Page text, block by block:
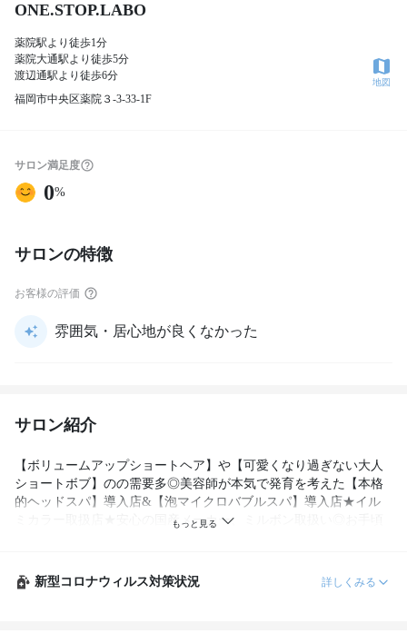
ONE.STOP.LABO
薬院駅より徒歩1分
薬院大通駅より徒歩5分
渡辺通駅より徒歩6分
福岡市中央区薬院３‐3-33-1F
地図
サロン満足度
0%
サロンの特徴
お客様の評価
雰囲気・居心地が良くなかった
サロン紹介
【ボリュームアップショートヘア】や【可愛くなり過ぎない大人
ショートボブ】のの需要多◎美容師が本気で発育を考えた【本格
的ヘッドスパ】導入店&【泡マイクロバブルスパ】導入店★イル
ミカラー取扱店★安心の国産メーカー、ミルボン取扱い◎お手頃
新型コロナウィルス対策状況
詳しくみる